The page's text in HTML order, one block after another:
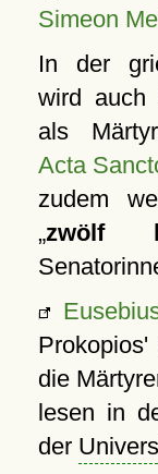
Simeon
In der
wird auch
als
Acta
zudem
zwölf
die
lesen in
der